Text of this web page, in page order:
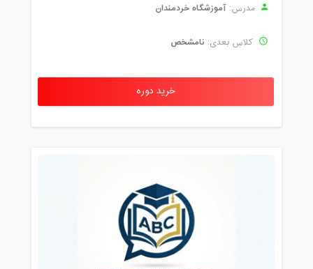
مدرس: آموزشگاه خردمندان
کلاس بعدی: نامشخص
خرید دوره